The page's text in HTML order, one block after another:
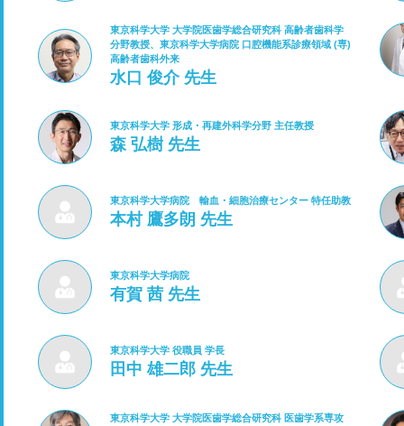
東京科学大学 大学院医歯学総合研究科 高齢者歯科学
分野教授、東京科学大学病院 口腔機能系診療領域 (専)
高齢者歯科外来
水口 俊介 先生
東京科学大学 形成・再建外科学分野 主任教授
森 弘樹 先生
東京科学大学病院 輸血・細胞治療センター 特任助教
本村 鷹多朗 先生
東京科学大学病院
有賀 茜 先生
東京科学大学 役職員 学長
田中 雄二郎 先生
東京科学大学 大学院医歯学総合研究科 医歯学系専攻